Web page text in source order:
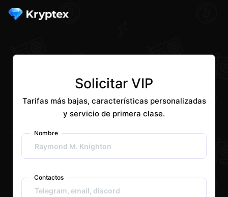
Solicitar VIP
Tarifas más bajas, características personalizadas
y servicio de primera clase.
Nombre
Contactos